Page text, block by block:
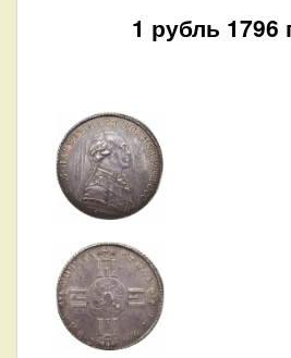
1 рубль